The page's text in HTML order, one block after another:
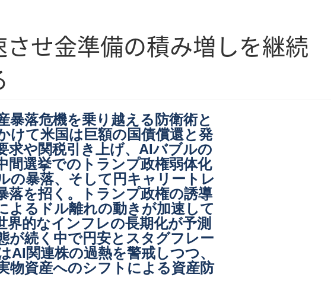
せ金準備の積み増しを継続
暴落危機を乗り越える防衛術と
て米国は巨額の国債償還と発
求や関税引き上げ、AIバブルの
間選挙でのトランプ政権弱体化
の暴落、そして円キャリートレ
落を招く。トランプ政権の誘導
よるドル離れの動きが加速して
界的なインフレの長期化が予測
が続く中で円安とスタグフレー
関連株の過熱を警戒しつつ、
物資産へのシフトによる資産防